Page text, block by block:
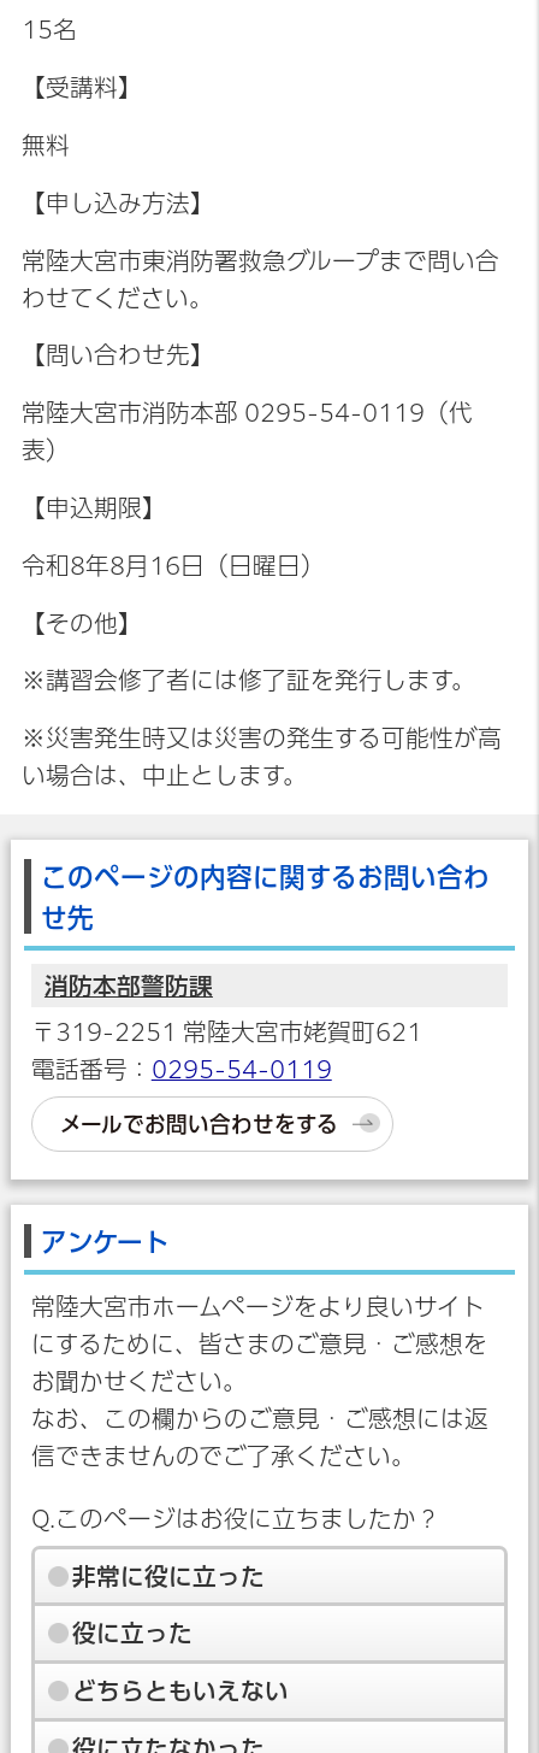
15名
【受講料】
無料
【申し込み方法】
常陸大宮市東消防署救急グループまで問い合
わせてください。
【問い合わせ先】
常陸大宮市消防本部 0295-54-0119（代
表）
【申込期限】
令和8年8月16日（日曜日）
【その他】
※講習会修了者には修了証を発行します。
※災害発生時又は災害の発生する可能性が高
い場合は、中止とします。
このページの内容に関するお問い合わ
せ先
消防本部警防課
〒319-2251 常陸大宮市姥賀町621
電話番号： 0295-54-0119
メールでお問い合わせをする
アンケート
常陸大宮市ホームページをより良いサイト
にするために、皆さまのご意見・ご感想を
お聞かせください。
なお、この欄からのご意見・ご感想には返
信できませんのでご了承ください。
Q.このページはお役に立ちましたか？
非常に役に立った
役に立った
どちらともいえない